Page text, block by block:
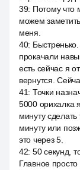
39: Потому что
можем заметить
меня.
40:
прокачали
есть сейчас я
вернутся.
41: Точки
5000 орихалка
минуту
минуту или
это через 5.
42: 50 секунд,
Главное просто